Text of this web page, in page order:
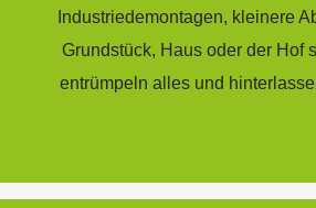
Industriedemontagen, kleinere
Grundstück, Haus oder der Hof
entrümpeln alles und